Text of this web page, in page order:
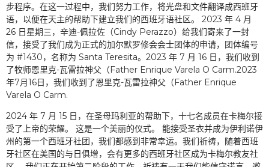
步程序。在这一过程中，我们努力工作，将光盘和文件翻译成西班牙
语，以便在天主的帮助下建立我们的西班牙语社区。 2023 年 4 月
26 日星期三，辛迪-佩拉佐（Cindy Perazzo）给我们寄来了一封
信，接受了我们成为正式的加尔默罗修会会士团体的申请，团体编号
为 #1430，名称为 Santa Teresita。2023 年 7 月 16 日，我们收到
了牧师恩里克-瓦雷拉神父（Father Enrique Varela O Carm.2023
年7月16日，我们收到了恩里克-瓦雷拉神父（Father Enrique
Varela O Carm.
2024 年 7 月 15 日，在圣母玛利亚的帮助下，十七名成员在卡梅尔接
受了上帝的荣耀。 这是一个美丽的仪式。 能接受圣衣并成为伊利诺伊
州的第一个西班牙社团，我们都感到非常幸运。我们祈祷，随着西班
牙社区在美国的与日俱增，会有更多的西班牙社区成为卡梅尔教友社